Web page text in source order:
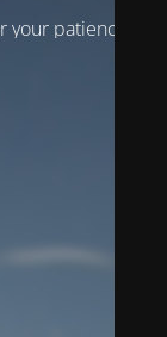
patience!